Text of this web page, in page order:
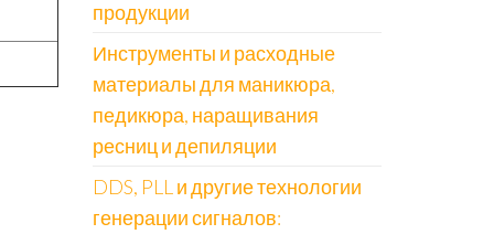
продукции
Инструменты и расходные
материалы для маникюра,
педикюра, наращивания
ресниц и депиляции
DDS, PLL и другие технологии
генерации сигналов: